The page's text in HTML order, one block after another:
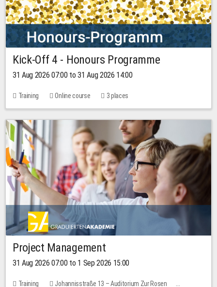
Kick-Off 4 - Honours Programme
31 Aug 2026 07:00 to 31 Aug 2026 14:00
Training Online course 3 places
Project Management
31 Aug 2026 07:00 to 1 Sep 2026 15:00
Training
Johannisstraße 13 – Auditorium Zur Rosen